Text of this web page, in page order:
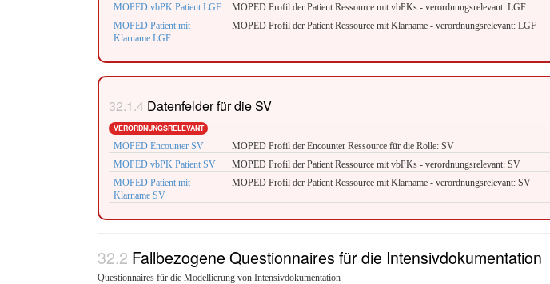
MOPED vbPK Patient LGF
MOPED Profil der Patient Ressource mit vbPKs - verordnungsrelevant: LGF
MOPED Patient mit
Klarname LGF
MOPED Profil der Patient Ressource mit Klarname - verordnungsrelevant: LGF
Datenfelder für die SV
VERORDNUNGSRELEVANT
MOPED Encounter SV
MOPED Profil der Encounter Ressource für die Rolle: SV
MOPED vbPK Patient SV
MOPED Profil der Patient Ressource mit vbPKs - verordnungsrelevant: SV
MOPED Patient mit
Klarname SV
MOPED Profil der Patient Ressource mit Klarname - verordnungsrelevant: SV
Fallbezogene Questionnaires für die Intensivdokumentation
Questionnaires für die Modellierung von Intensivdokumentation